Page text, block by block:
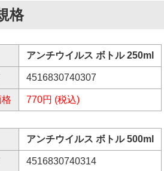
格
アンチウイルス ボトル 250ml
4516830740307
770円 (税込)
アンチウイルス ボトル 500ml
4516830740314